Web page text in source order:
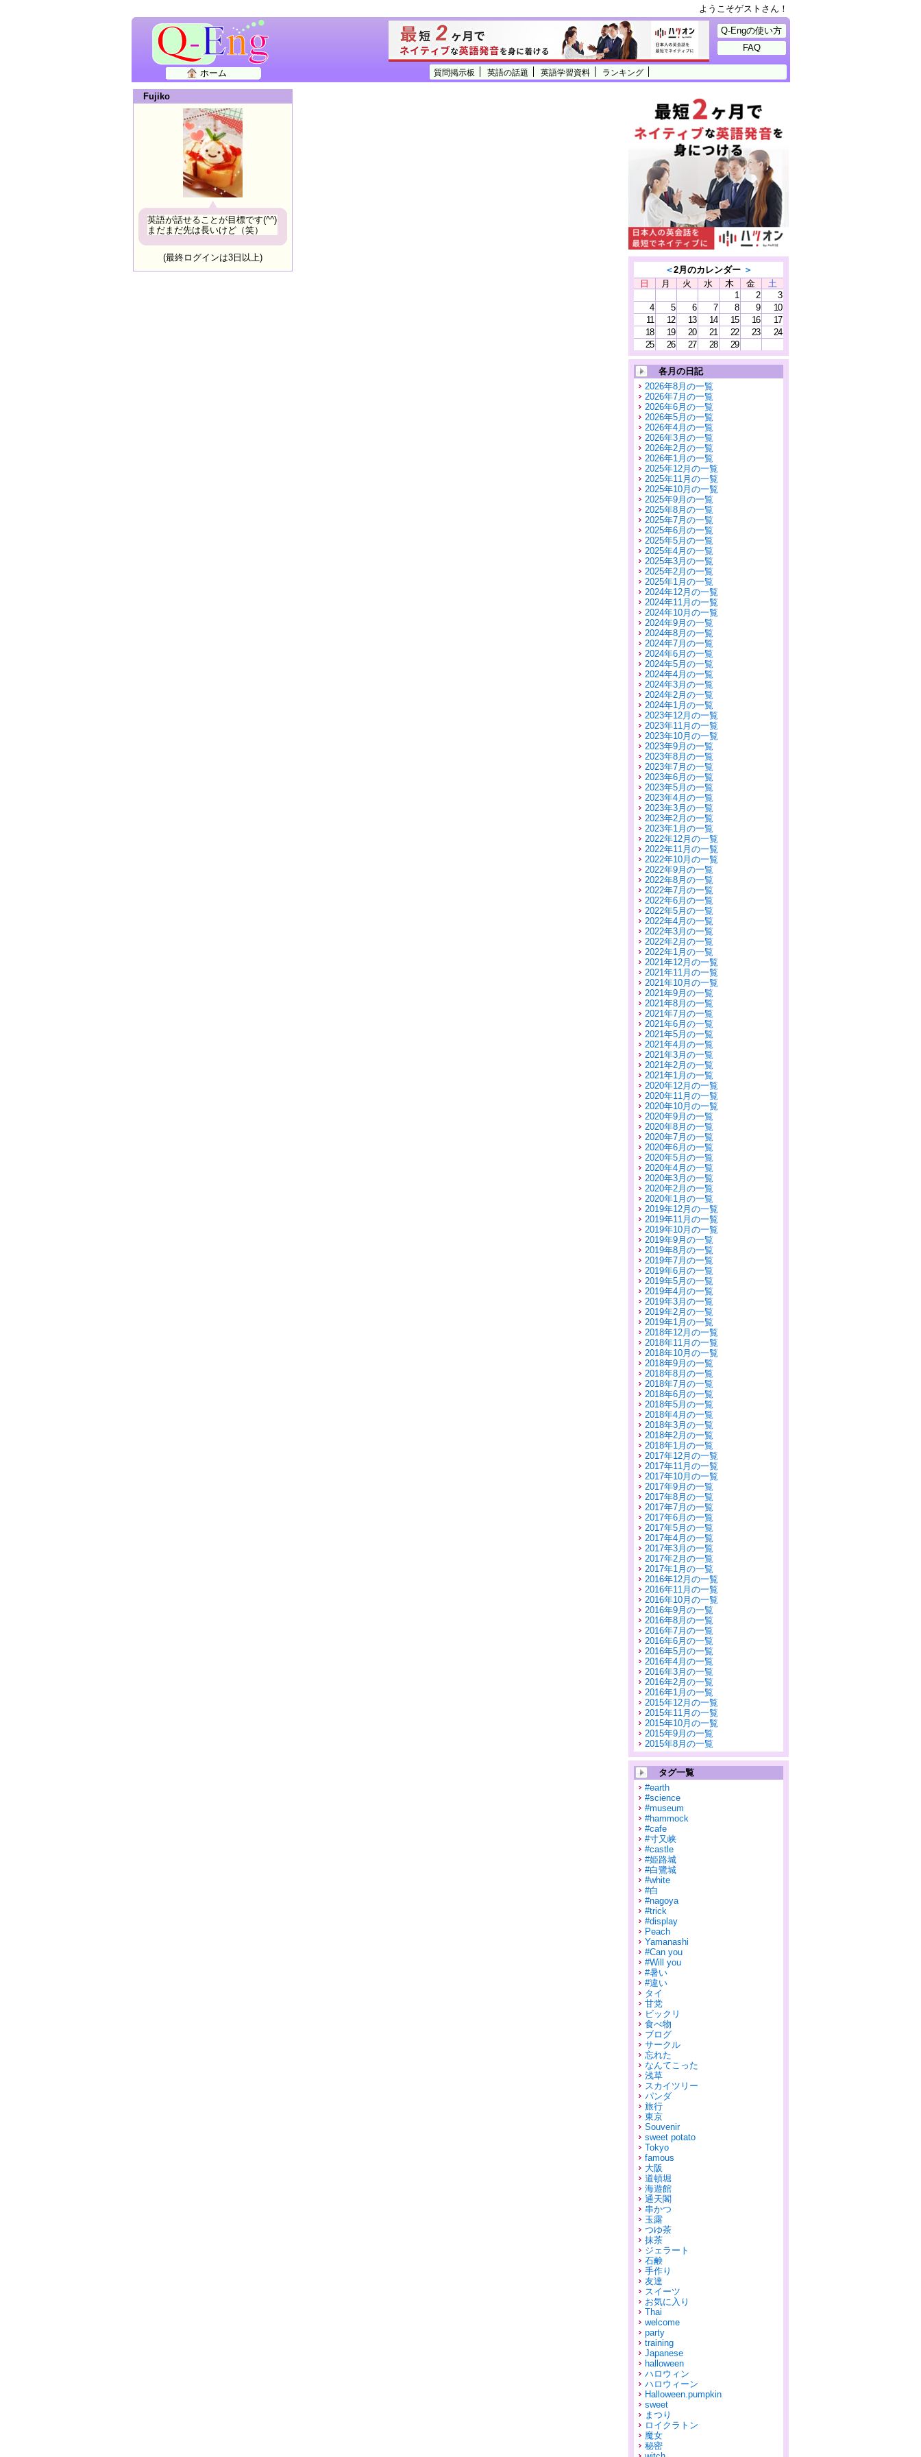
ようこそゲストさん！
質問掲示板 英語の話題 英語学習資料 ランキング
ホーム
Q-Engの使い方
FAQ
Fujiko
英語が話せることが目標です(^^)
まだまだ先は長いけど（笑）
(最終ログインは3日以上)
＜2月のカレンダー ＞
日
月 火 水 木 金
土
1
2
3
4
5 6 7 8 9
10
11
12 13 14 15 16
17
18
19 20 21 22 23
24
25
26 27 28 29
各月の日記
2026年8月の一覧
2026年7月の一覧
2026年6月の一覧
2026年5月の一覧
2026年4月の一覧
2026年3月の一覧
2026年2月の一覧
2026年1月の一覧
2025年12月の一覧
2025年11月の一覧
2025年10月の一覧
2025年9月の一覧
2025年8月の一覧
2025年7月の一覧
2025年6月の一覧
2025年5月の一覧
2025年4月の一覧
2025年3月の一覧
2025年2月の一覧
2025年1月の一覧
2024年12月の一覧
2024年11月の一覧
2024年10月の一覧
2024年9月の一覧
2024年8月の一覧
2024年7月の一覧
2024年6月の一覧
2024年5月の一覧
2024年4月の一覧
2024年3月の一覧
2024年2月の一覧
2024年1月の一覧
2023年12月の一覧
2023年11月の一覧
2023年10月の一覧
2023年9月の一覧
2023年8月の一覧
2023年7月の一覧
2023年6月の一覧
2023年5月の一覧
2023年4月の一覧
2023年3月の一覧
2023年2月の一覧
2023年1月の一覧
2022年12月の一覧
2022年11月の一覧
2022年10月の一覧
2022年9月の一覧
2022年8月の一覧
2022年7月の一覧
2022年6月の一覧
2022年5月の一覧
2022年4月の一覧
2022年3月の一覧
2022年2月の一覧
2022年1月の一覧
2021年12月の一覧
2021年11月の一覧
2021年10月の一覧
2021年9月の一覧
2021年8月の一覧
2021年7月の一覧
2021年6月の一覧
2021年5月の一覧
2021年4月の一覧
2021年3月の一覧
2021年2月の一覧
2021年1月の一覧
2020年12月の一覧
2020年11月の一覧
2020年10月の一覧
2020年9月の一覧
2020年8月の一覧
2020年7月の一覧
2020年6月の一覧
2020年5月の一覧
2020年4月の一覧
2020年3月の一覧
2020年2月の一覧
2020年1月の一覧
2019年12月の一覧
2019年11月の一覧
2019年10月の一覧
2019年9月の一覧
2019年8月の一覧
2019年7月の一覧
2019年6月の一覧
2019年5月の一覧
2019年4月の一覧
2019年3月の一覧
2019年2月の一覧
2019年1月の一覧
2018年12月の一覧
2018年11月の一覧
2018年10月の一覧
2018年9月の一覧
2018年8月の一覧
2018年7月の一覧
2018年6月の一覧
2018年5月の一覧
2018年4月の一覧
2018年3月の一覧
2018年2月の一覧
2018年1月の一覧
2017年12月の一覧
2017年11月の一覧
2017年10月の一覧
2017年9月の一覧
2017年8月の一覧
2017年7月の一覧
2017年6月の一覧
2017年5月の一覧
2017年4月の一覧
2017年3月の一覧
2017年2月の一覧
2017年1月の一覧
2016年12月の一覧
2016年11月の一覧
2016年10月の一覧
2016年9月の一覧
2016年8月の一覧
2016年7月の一覧
2016年6月の一覧
2016年5月の一覧
2016年4月の一覧
2016年3月の一覧
2016年2月の一覧
2016年1月の一覧
2015年12月の一覧
2015年11月の一覧
2015年10月の一覧
2015年9月の一覧
2015年8月の一覧
タグ一覧
#earth
#science
#museum
#hammock
#cafe
#寸又峡
#castle
#姫路城
#白鷺城
#white
#白
#nagoya
#trick
#display
Peach
Yamanashi
#Can you
#Will you
#暑い
#違い
タイ
甘党
ビックリ
食べ物
ブログ
サークル
忘れた
なんてこった
浅草
スカイツリー
パンダ
旅行
東京
Souvenir
sweet potato
Tokyo
famous
大阪
道頓堀
海遊館
通天閣
串かつ
玉露
つゆ茶
抹茶
ジェラート
石鹸
手作り
友達
スイーツ
お気に入り
Thai
welcome
party
training
Japanese
halloween
ハロウィン
ハロウィーン
Halloween.pumpkin
sweet
まつり
ロイクラトン
魔女
秘密